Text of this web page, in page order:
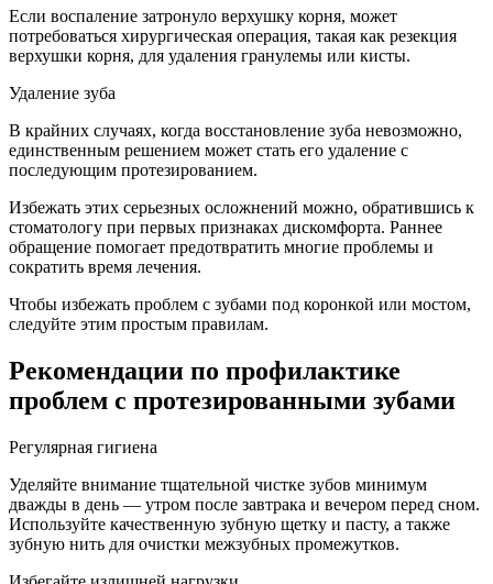
Если воспаление затронуло верхушку корня, может
потребоваться хирургическая операция, такая как резекция
верхушки корня, для удаления гранулемы или кисты.
Удаление зуба
В крайних случаях, когда восстановление зуба невозможно,
единственным решением может стать его удаление с
последующим протезированием.
Избежать этих серьезных осложнений можно, обратившись к
стоматологу при первых признаках дискомфорта. Раннее
обращение помогает предотвратить многие проблемы и
сократить время лечения.
Чтобы избежать проблем с зубами под коронкой или мостом,
следуйте этим простым правилам.
Рекомендации по профилактике
проблем с протезированными зубами
Регулярная гигиена
Уделяйте внимание тщательной чистке зубов минимум
дважды в день — утром после завтрака и вечером перед сном.
Используйте качественную зубную щетку и пасту, а также
зубную нить для очистки межзубных промежутков.